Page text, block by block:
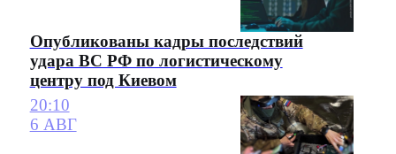
Опубликованы кадры последствий
удара ВС РФ по логистическому
центру под Киевом
20:10
6 АВГ